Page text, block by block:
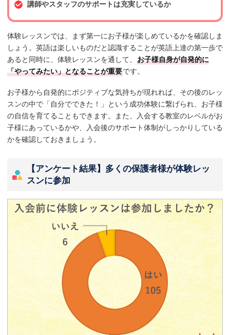
講師やスタッフのサポートは充実しているか
体験レッスンでは、まず第一にお子様が楽しめているかを確認しま
しょう。英語は楽しいものだと認識することが英語上達の第一歩で
あると同時に、体験レッスンを通して、 お子様自身が自発的に
「やってみたい」となることが重要です。
お子様から自発的にポジティブな気持ちが現れれば、その後のレッ
スンの中で「自分でできた！」という成功体験に繋げられ、お子様
の自信を育てることもできます。また、入会する教室のレベルがお
子様にあっているかや、入会後のサポート体制がしっかりしている
かを確認しておきましょう。
【アンケート結果】多くの保護者様が体験レッ
スンに参加